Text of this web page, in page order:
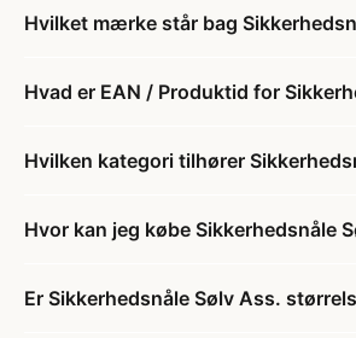
Hvilket mærke står bag
Hvad er EAN / Produktid for
Hvilken kategori tilhører
Hvor kan jeg købe Sikkerhedsnåle
Er Sikkerhedsnåle Sølv Ass.